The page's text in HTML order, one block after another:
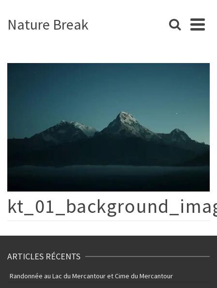
Nature Break
ARTICLES RÉCENTS
Randonnée au Lac du Mercantour et Cime du Mercantour